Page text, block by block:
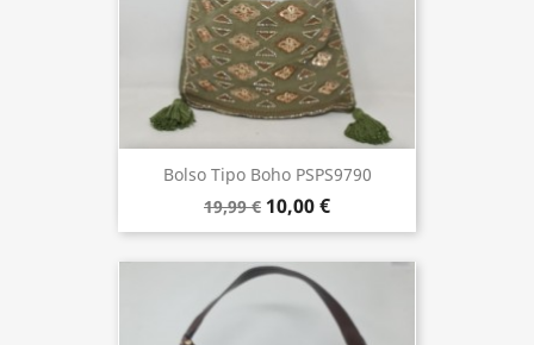
Bolso Tipo Boho PSPS9790
19,99 € 10,00 €